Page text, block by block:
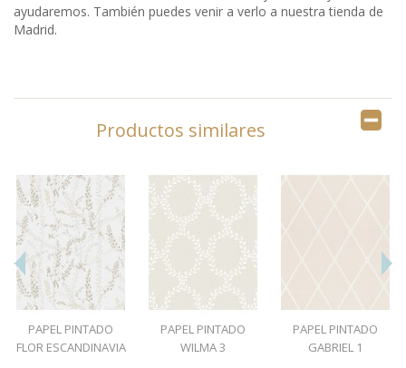
ayudaremos. También puedes venir a verlo a nuestra tienda de
Madrid.
Productos similares
PAPEL PINTADO
FLOR ESCANDINAVIA
PAPEL PINTADO
WILMA 3
PAPEL PINTADO
GABRIEL 1